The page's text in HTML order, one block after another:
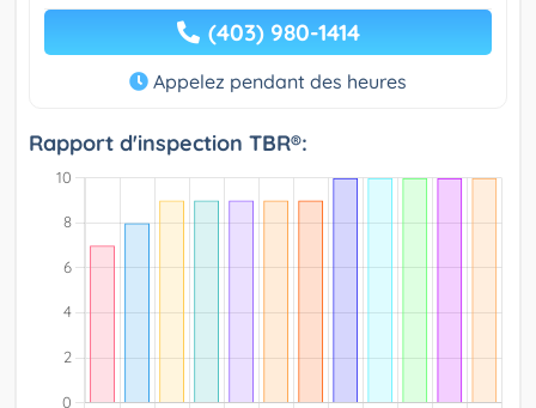
(403) 980-1414
Appelez pendant des heures
Rapport d'inspection TBR®: